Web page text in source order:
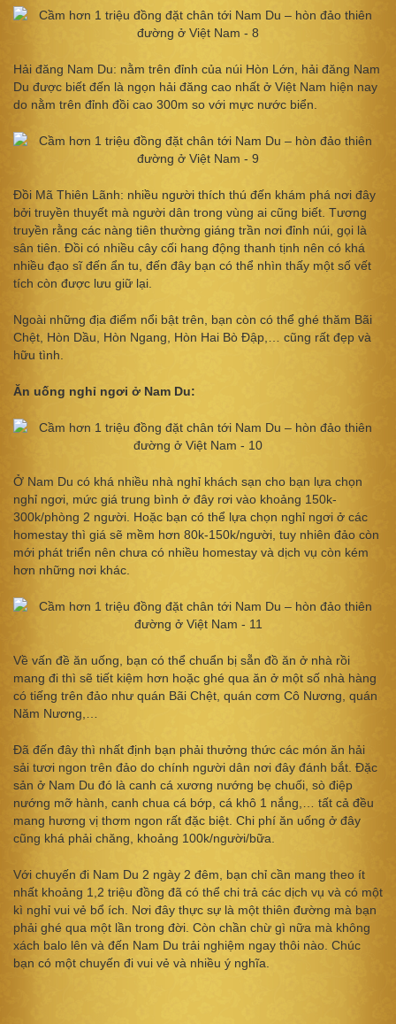
Hải đăng Nam Du: nằm trên đỉnh của núi Hòn Lớn, hải đăng Nam
Du được biết đến là ngọn hải đăng cao nhất ở Việt Nam hiện nay
do nằm trên đỉnh đồi cao 300m so với mực nước biển.
Đồi Mã Thiên Lãnh: nhiều người thích thú đến khám phá nơi đây
bởi truyền thuyết mà người dân trong vùng ai cũng biết. Tương
truyền rằng các nàng tiên thường giáng trần nơi đỉnh núi, gọi là
sân tiên. Đồi có nhiều cây cối hang động thanh tịnh nên có khá
nhiều đạo sĩ đến ẩn tu, đến đây bạn có thể nhìn thấy một số vết
tích còn được lưu giữ lại.
Ngoài những địa điểm nổi bật trên, bạn còn có thể ghé thăm Bãi
Chệt, Hòn Dầu, Hòn Ngang, Hòn Hai Bò Đập,… cũng rất đẹp và
hữu tình.
Ăn uống nghỉ ngơi ở Nam Du:
Ở Nam Du có khá nhiều nhà nghỉ khách sạn cho bạn lựa chọn
nghỉ ngơi, mức giá trung bình ở đây rơi vào khoảng 150k-
300k/phòng 2 người. Hoặc bạn có thể lựa chọn nghỉ ngơi ở các
homestay thì giá sẽ mềm hơn 80k-150k/người, tuy nhiên đảo còn
mới phát triển nên chưa có nhiều homestay và dịch vụ còn kém
hơn những nơi khác.
Về vấn đề ăn uống, bạn có thể chuẩn bị sẵn đồ ăn ở nhà rồi
mang đi thì sẽ tiết kiệm hơn hoặc ghé qua ăn ở một số nhà hàng
có tiếng trên đảo như quán Bãi Chệt, quán cơm Cô Nương, quán
Năm Nương,…
Đã đến đây thì nhất định bạn phải thưởng thức các món ăn hải
sải tươi ngon trên đảo do chính người dân nơi đây đánh bắt. Đặc
sản ở Nam Du đó là canh cá xương nướng bẹ chuối, sò điệp
nướng mỡ hành, canh chua cá bớp, cá khô 1 nắng,… tất cả đều
mang hương vị thơm ngon rất đặc biệt. Chi phí ăn uống ở đây
cũng khá phải chăng, khoảng 100k/người/bữa.
Với chuyến đi Nam Du 2 ngày 2 đêm, bạn chỉ cần mang theo ít
nhất khoảng 1,2 triệu đồng đã có thể chi trả các dịch vụ và có một
kì nghỉ vui vẻ bổ ích. Nơi đây thực sự là một thiên đường mà bạn
phải ghé qua một lần trong đời. Còn chần chừ gì nữa mà không
xách balo lên và đến Nam Du trải nghiệm ngay thôi nào. Chúc
bạn có một chuyến đi vui vẻ và nhiều ý nghĩa.